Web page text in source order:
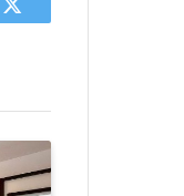
Twitter